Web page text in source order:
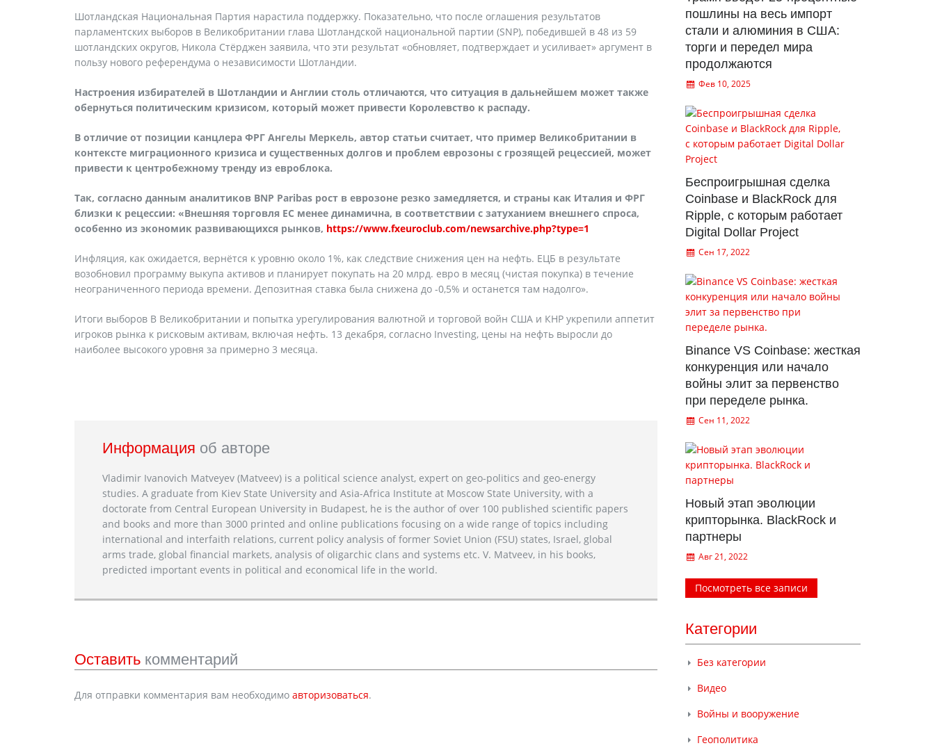
Шотландская Национальная Партия нарастила поддержку. Показательно, что после оглашения результатов
парламентских выборов в Великобритании глава Шотландской национальной партии (SNP), победившей в 48 из 59
шотландских округов, Никола Стёрджен заявила, что эти результат «обновляет, подтверждает и усиливает» аргумент в
пользу нового референдума о независимости Шотландии.
Настроения избирателей в Шотландии и Англии столь отличаются, что ситуация в дальнейшем может также
обернуться политическим кризисом, который может привести Королевство к распаду.
В отличие от позиции канцлера ФРГ Ангелы Меркель, автор статьи считает, что пример Великобритании в
контексте миграционного кризиса и существенных долгов и проблем еврозоны с грозящей рецессией, может
привести к центробежному тренду из евроблока.
Так, согласно данным аналитиков BNP Paribas рост в еврозоне резко замедляется, и страны как Италия и ФРГ
близки к рецессии: «Внешняя торговля ЕС менее динамична, в соответствии с затуханием внешнего спроса,
особенно из экономик развивающихся рынков, https://www.fxeuroclub.com/newsarchive.php?type=1
Инфляция, как ожидается, вернётся к уровню около 1%, как следствие снижения цен на нефть. ЕЦБ в результате
возобновил программу выкупа активов и планирует покупать на 20 млрд. евро в месяц (чистая покупка) в течение
неограниченного периода времени. Депозитная ставка была снижена до -0,5% и останется там надолго».
Итоги выборов В Великобритании и попытка урегулирования валютной и торговой войн США и КНР укрепили аппетит
игроков рынка к рисковым активам, включая нефть. 13 декабря, согласно Investing, цены на нефть выросли до
наиболее высокого уровня за примерно 3 месяца.
Информация об авторе
Vladimir Ivanovich Matveyev (Matveev) is a political science analyst, expert on geo-politics and geo-energy
studies. A graduate from Kiev State University and Asia-Africa Institute at Moscow State University, with a
doctorate from Central European University in Budapest, he is the author of over 100 published scientific papers
and books and more than 3000 printed and online publications focusing on a wide range of topics including
international and interfaith relations, current policy analysis of former Soviet Union (FSU) states, Israel, global
arms trade, global financial markets, analysis of oligarchic clans and systems etc. V. Matveev, in his books,
predicted important events in political and economical life in the world.
Оставить комментарий
Для отправки комментария вам необходимо авторизоваться.
пошлины на весь импорт
стали и алюминия в США:
торги и передел мира
продолжаются
Фев 10, 2025
Беспроигрышная сделка
Coinbase и BlackRock для
Ripple, с которым работает
Digital Dollar Project
Сен 17, 2022
Binance VS Coinbase: жесткая
конкуренция или начало
войны элит за первенство
при переделе рынка.
Сен 11, 2022
Новый этап эволюции
крипторынка. BlackRock и
партнеры
Авг 21, 2022
Посмотреть все записи
Категории
Без категории
Видео
Войны и вооружение
Геополитика